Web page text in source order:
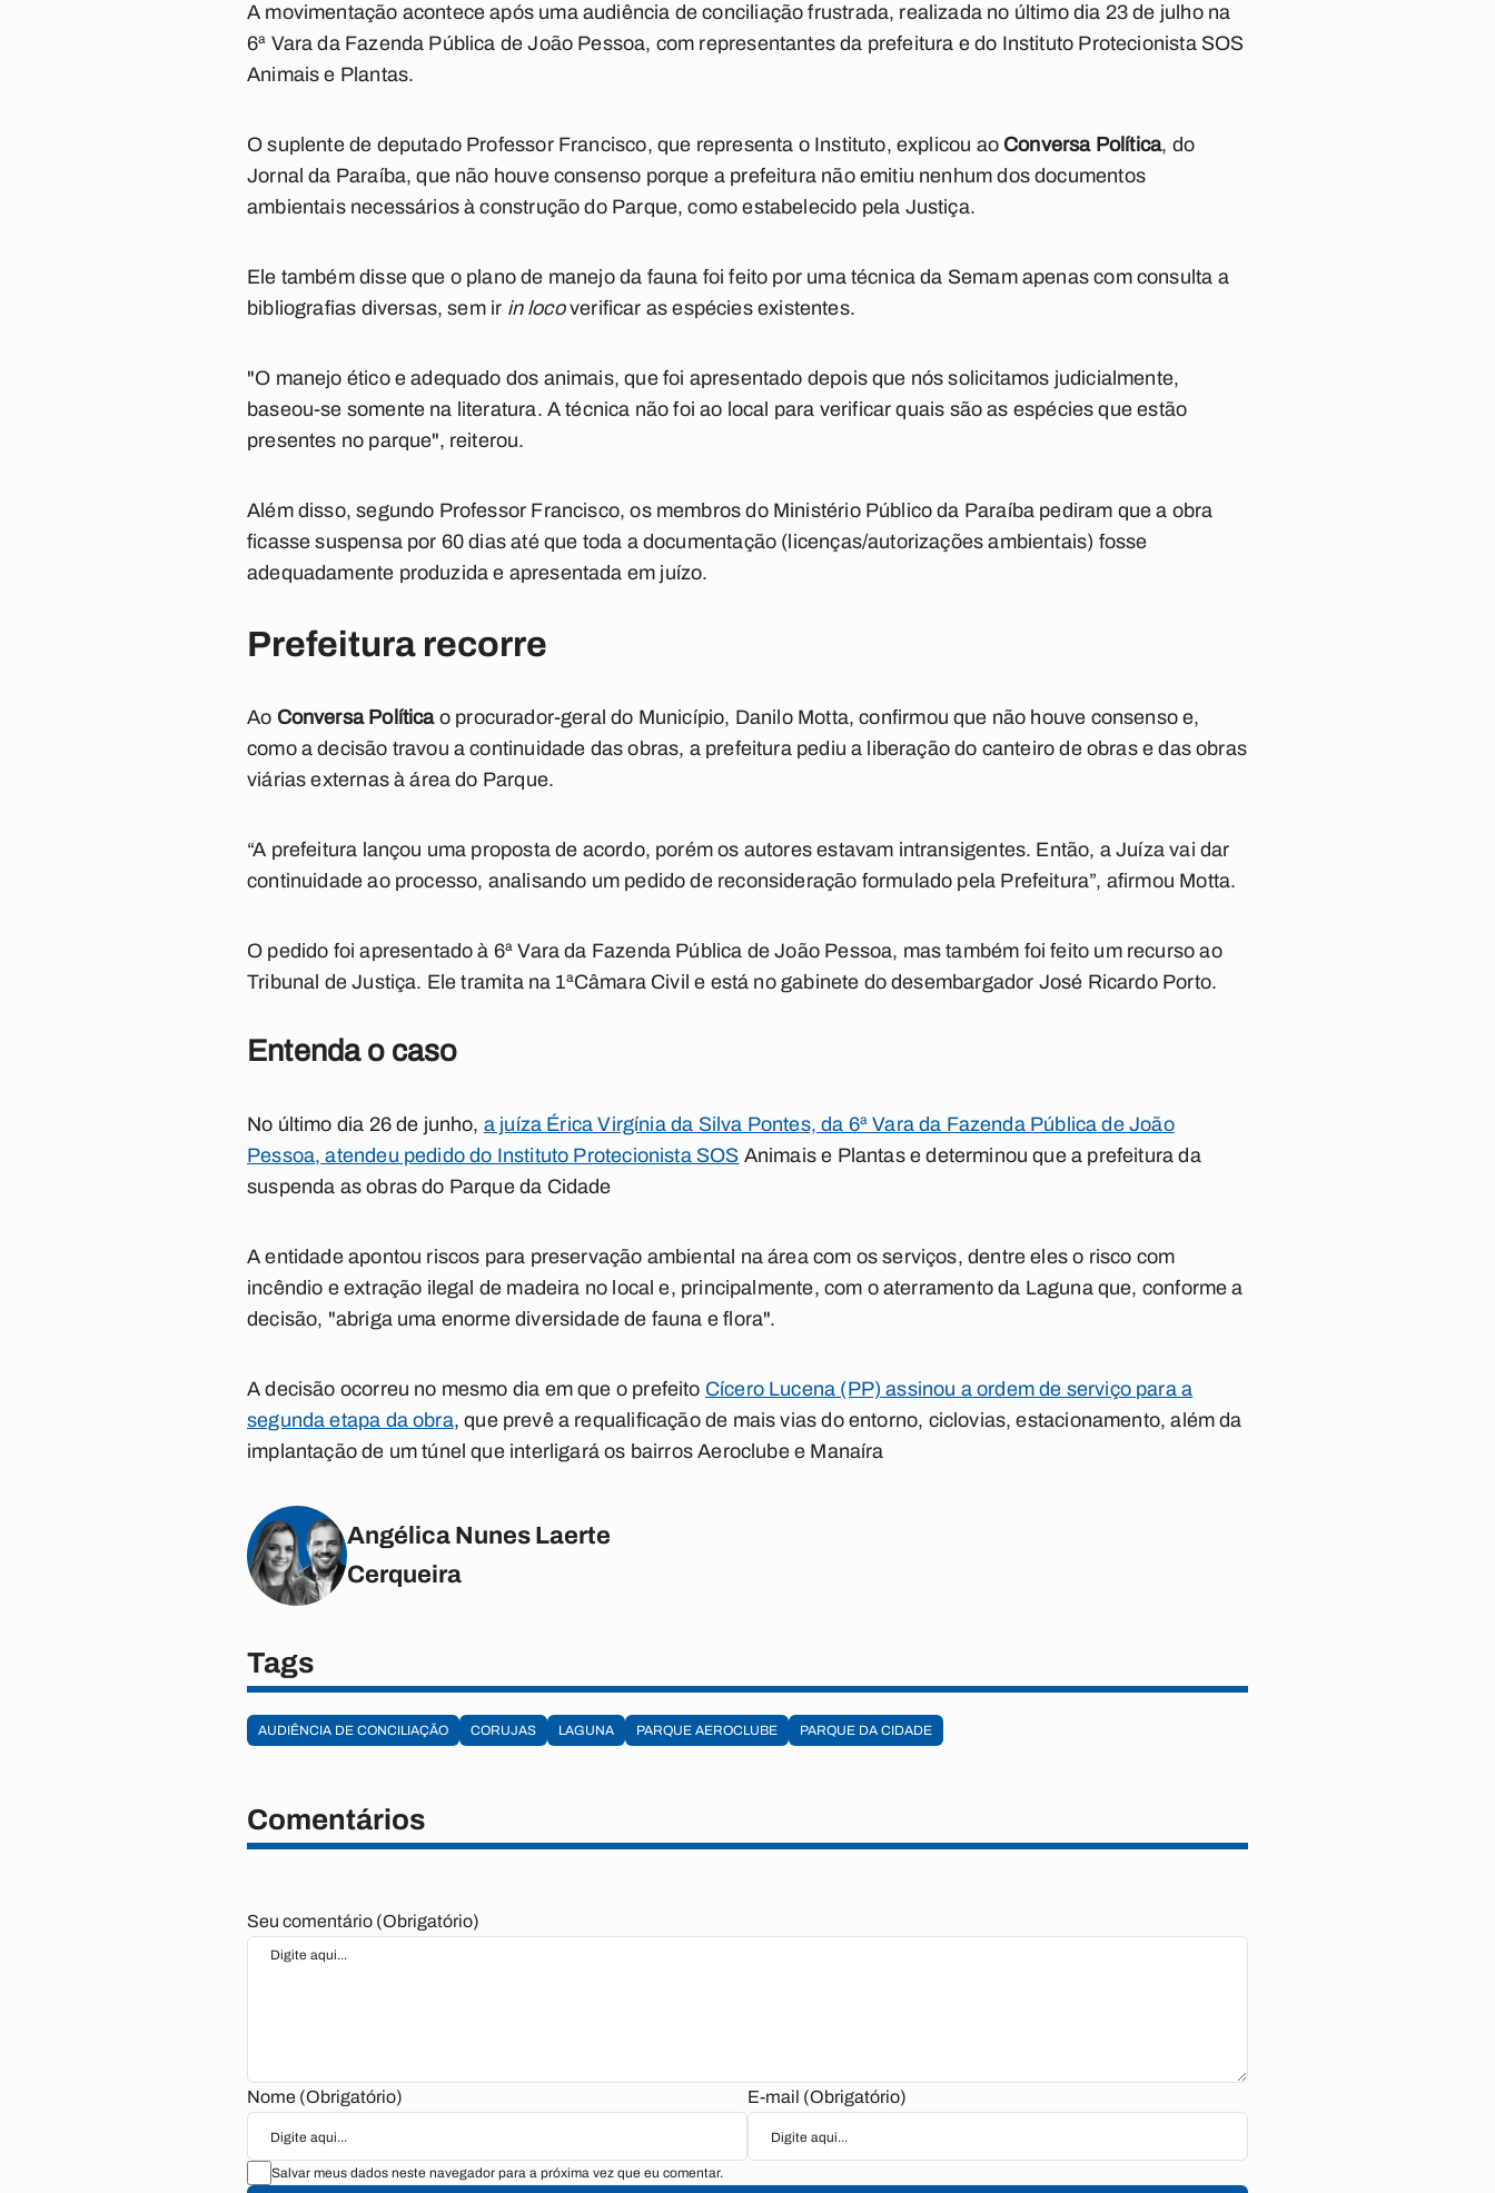
A movimentação acontece após uma audiência de conciliação frustrada, realizada no último dia 23 de julho na
6ª Vara da Fazenda Pública de João Pessoa, com representantes da prefeitura e do Instituto Protecionista SOS
Animais e Plantas.
O suplente de deputado Professor Francisco, que representa o Instituto, explicou ao Conversa Política, do
Jornal da Paraíba, que não houve consenso porque a prefeitura não emitiu nenhum dos documentos
ambientais necessários à construção do Parque, como estabelecido pela Justiça.
Ele também disse que o plano de manejo da fauna foi feito por uma técnica da Semam apenas com consulta a
bibliografias diversas, sem ir in locoverificar as espécies existentes.
"O manejo ético e adequado dos animais, que foi apresentado depois que nós solicitamos judicialmente,
baseou-se somente na literatura. A técnica não foi ao local para verificar quais são as espécies que estão
presentes no parque", reiterou.
Além disso, segundo Professor Francisco, os membros do Ministério Público da Paraíba pediram que a obra
ficasse suspensa por 60 dias até que toda a documentação (licenças/autorizações ambientais) fosse
adequadamente produzida e apresentada em juízo.
Prefeitura recorre
Ao Conversa Políticao procurador-geral do Município, Danilo Motta, confirmou que não houve consenso e,
como a decisão travou a continuidade das obras, a prefeitura pediu a liberação do canteiro de obras e das obras
viárias externas à área do Parque.
“A prefeitura lançou uma proposta de acordo, porém os autores estavam intransigentes. Então, a Juíza vai dar
continuidade ao processo, analisando um pedido de reconsideração formulado pela Prefeitura”, afirmou Motta.
O pedido foi apresentado à 6ª Vara da Fazenda Pública de João Pessoa, mas também foi feito um recurso ao
Tribunal de Justiça. Ele tramita na 1ªCâmara Civil e está no gabinete do desembargador José Ricardo Porto.
Entenda o caso
No último dia 26 de junho, a juíza Érica Virgínia da Silva Pontes, da 6ª Vara da Fazenda Pública de João
Pessoa, atendeu pedido do Instituto Protecionista SOS Animais e Plantas e determinou que a prefeitura da
suspenda as obras do Parque da Cidade
A entidade apontou riscos para preservação ambiental na área com os serviços, dentre eles o risco com
incêndio e extração ilegal de madeira no local e, principalmente, com o aterramento da Laguna que, conforme a
decisão, "abriga uma enorme diversidade de fauna e flora".
A decisão ocorreu no mesmo dia em que o prefeito Cícero Lucena (PP) assinou a ordem de serviço para a
segunda etapa da obra, que prevê a requalificação de mais vias do entorno, ciclovias, estacionamento, além da
implantação de um túnel que interligará os bairros Aeroclube e Manaíra
Angélica Nunes Laerte
Cerqueira
Tags
AUDIÊNCIA DE CONCILIAÇÃO CORUJAS LAGUNA PARQUE AEROCLUBE PARQUE DA CIDADE
Comentários
Seu comentário (Obrigatório)
Nome (Obrigatório) E-mail (Obrigatório)
Salvar meus dados neste navegador para a próxima vez que eu comentar.